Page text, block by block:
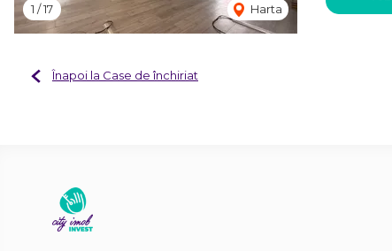
1 /17 Harta
Înapoi la Case de închiriat